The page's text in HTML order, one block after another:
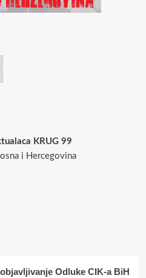
KRUG 99
i Hercegovina
Odluke CIK-a BiH